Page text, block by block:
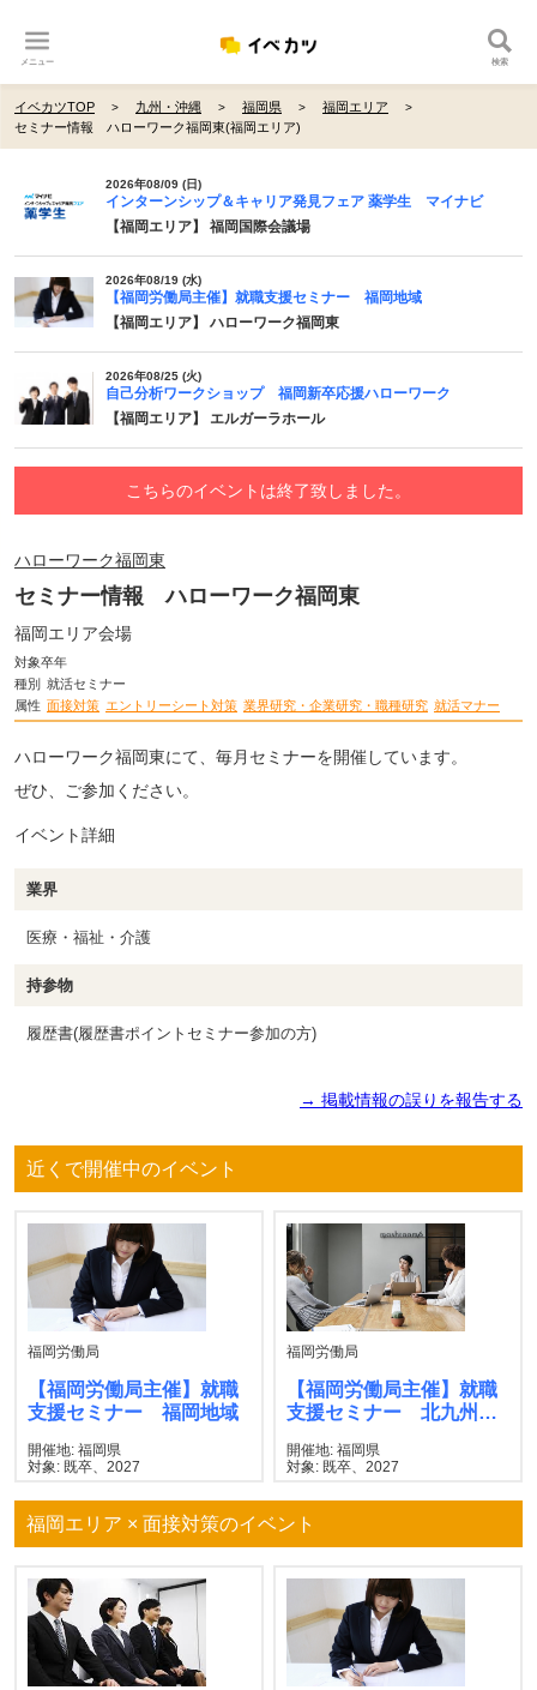
メニュー 検索
イベカツTOP 九州・沖縄 福岡県
福岡エリア
セミナー情報 ハローワーク福岡東(福岡エリア)
2026年08/09 (日)
インターンシップ＆キャリア発見フェア 薬学生 マイナビ
【福岡エリア】 福岡国際会議場
2026年08/19 (水)
【福岡労働局主催】就職支援セミナー 福岡地域
【福岡エリア】 ハローワーク福岡東
2026年08/25 (火)
自己分析ワークショップ 福岡新卒応援ハローワーク
【福岡エリア】 エルガーラホール
こちらのイベントは終了致しました。
ハローワーク福岡東
セミナー情報 ハローワーク福岡東
福岡エリア会場
対象卒年
種別 就活セミナー
属性 面接対策 エントリーシート対策 業界研究・企業研究・職種研究 就活マナー
ハローワーク福岡東にて、毎月セミナーを開催しています。
ぜひ、ご参加ください。
イベント詳細
業界
医療・福祉・介護
持参物
履歴書(履歴書ポイントセミナー参加の方)
→ 掲載情報の誤りを報告する
近くで開催中のイベント
福岡労働局
【福岡労働局主催】就職
支援セミナー 福岡地域
開催地: 福岡県
対象: 既卒、2027
福岡労働局
【福岡労働局主催】就職
支援セミナー 北九州地
開催地: 福岡県
対象: 既卒、2027
福岡エリア × 面接対策のイベント